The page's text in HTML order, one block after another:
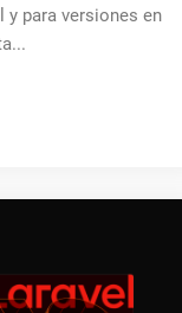
y para versiones en